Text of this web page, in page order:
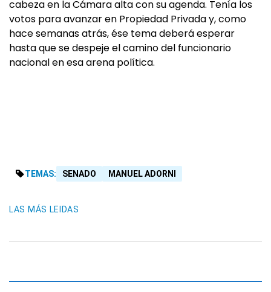
cabeza en la Cámara alta con su agenda. Tenía los
votos para avanzar en Propiedad Privada y, como
hace semanas atrás, ése tema deberá esperar
hasta que se despeje el camino del funcionario
nacional en esa arena política.
TEMAS: SENADO MANUEL ADORNI
LAS MÁS LEIDAS